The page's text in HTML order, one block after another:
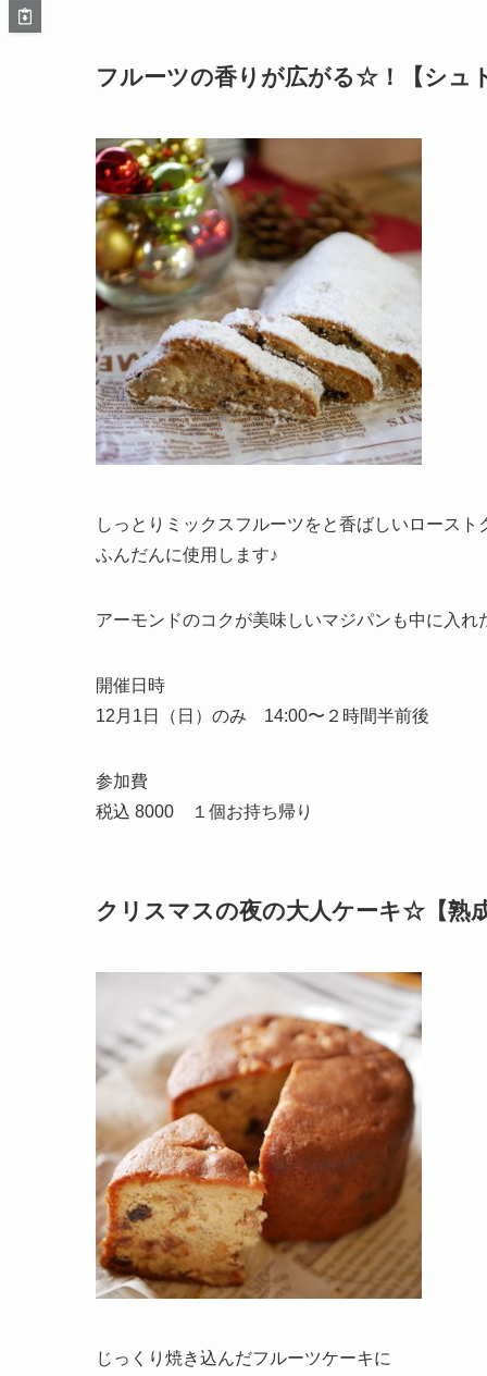
フルーツの香りが広がる☆！【シュ
しっとりミックスフルーツをと香ばしいロースト
ふんだんに使用します♪
アーモンドのコクが美味しいマジパンも中に入れ
開催日時
12月1日（日）のみ 14:00〜２時間半前後
参加費
税込 8000 １個お持ち帰り
クリスマスの夜の大人ケーキ☆【熟
じっくり焼き込んだフルーツケーキに